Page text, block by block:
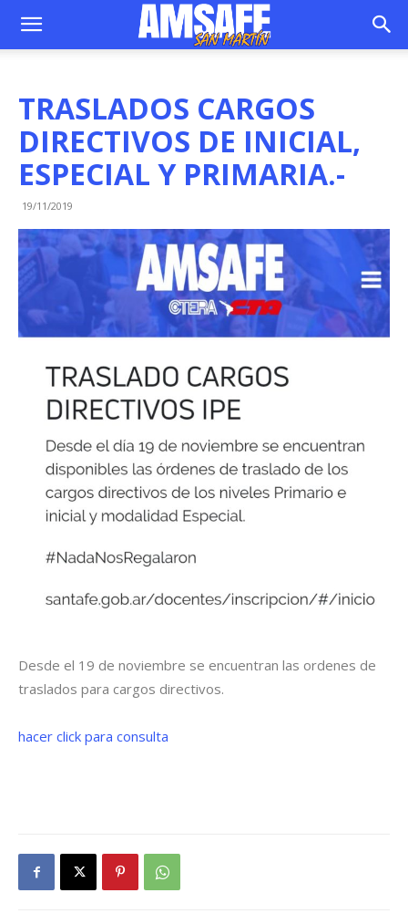
TRASLADOS CARGOS
DIRECTIVOS DE INICIAL,
ESPECIAL Y PRIMARIA.-
19/11/2019
Desde el 19 de noviembre se encuentran las ordenes de
traslados para cargos directivos.
hacer click para consulta